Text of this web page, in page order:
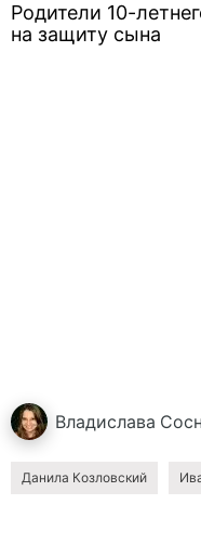
Родители 10-
на защиту сына
Владислава
Данила Козловский